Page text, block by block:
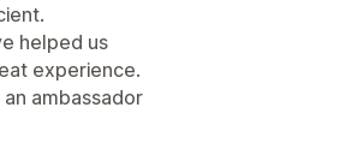
helped us
experience.
ambassador